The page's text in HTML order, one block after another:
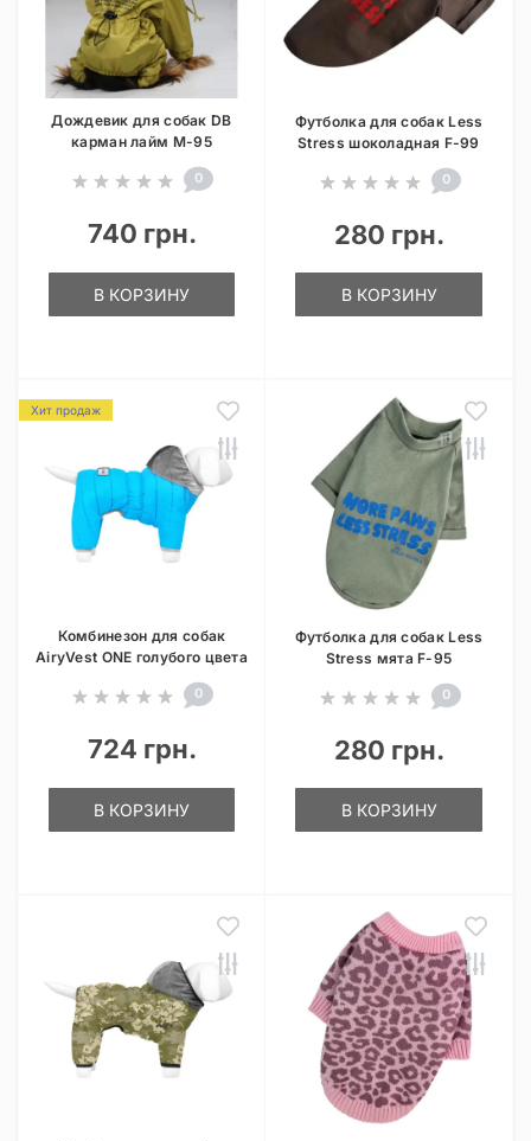
Дождевик для собак DB
карман лайм M-95
0
740 грн.
В КОРЗИНУ
Футболка для собак Less
Stress шоколадная F-99
0
280 грн.
В КОРЗИНУ
Хит продаж
Комбинезон для собак
AiryVest ONE голубого цвета
0
724 грн.
В КОРЗИНУ
Футболка для собак Less
Stress мята F-95
0
280 грн.
В КОРЗИНУ